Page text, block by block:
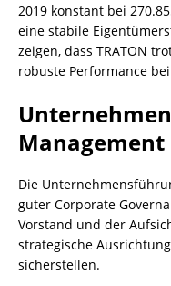
2019 konstant bei
eine stabile
zeigen, dass TRATON
robuste Performance
Management
Die
guter Corporate
Vorstand und der
strategische
sicherstellen.